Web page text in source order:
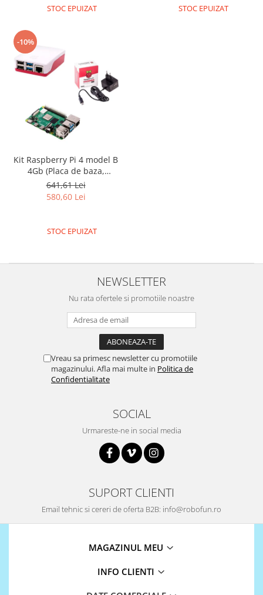
STOC EPUIZAT STOC EPUIZAT
-10%
Kit Raspberry Pi 4 model B
4Gb (Placa de baza,
alimentator, carcasa)
641,61 Lei
580,60 Lei
STOC EPUIZAT
NEWSLETTER
Nu rata ofertele si promotiile noastre
Vreau sa primesc newsletter cu promotiile
magazinului. Afla mai multe in Politica de
Confidentialitate
SOCIAL
Urmareste-ne in social media
SUPORT CLIENTI
Email tehnic si cereri de oferta B2B: info@robofun.ro
MAGAZINUL MEU
INFO CLIENTI